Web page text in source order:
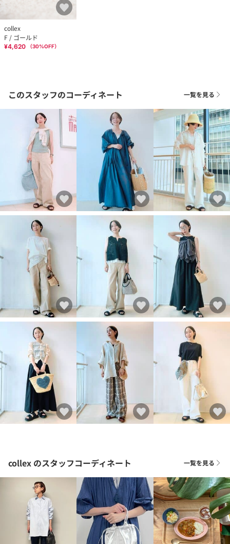
collex
F / ゴールド
¥4,620 （30%OFF）
このスタッフのコーディネート 一覧を見る
collex のスタッフコーディネート 一覧を見る